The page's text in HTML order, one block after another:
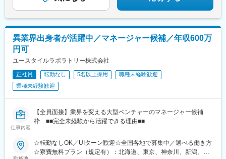
駅、新王寺駅、和歌山市駅、岡山駅前駅、倉敷市駅、横川一丁目
駅、稲荷町駅(広島県)、広島駅、福山駅、呉駅、銀山町駅、西条駅
駅(福岡県)、黒崎駅、西鉄久留米駅、戸畑駅、佐賀駅、八千代町
駅、水道町駅、新水前寺駅前駅、熊本駅前駅、古国府駅、宮崎
駅、高見橋駅、県庁前駅(沖縄県)、大通駅、榴ケ岡駅、あおば通
駅、南越谷駅、朝霞台駅、本川越駅、八木崎駅、京成西船駅、本
前駅、西松本駅、市役所前駅(長野県)、岐阜駅、新静岡駅、浜松
駅、近鉄名古屋駅、千種駅、東別院駅、近鉄四日市駅、大津駅、
天王寺駅前駅、福島駅(大阪環状線)、西中島南方駅、ＪＲ淡路駅、
昭和町駅(大阪府)、枚方公園駅、大阪ビジネスパーク駅、本町駅、
異業界出身者が活躍中／マネージャー候補／年収600万
円可
ユースタイルラボラトリー株式会社
正社員 転勤なし 5名以上採用
職種未経験歓迎
業種未経験歓迎
仕事内容
【全員面接】業界を変える大型ベンチャーのマネージャー候補
枠 ■■完全未経験から活躍できる理由■■
☆転勤なしOK／UIターン歓迎☆全国各地で募集中／選べる働き方
☆寮費無料プラン（規定有）：北海道、東京、神奈川、新潟、三